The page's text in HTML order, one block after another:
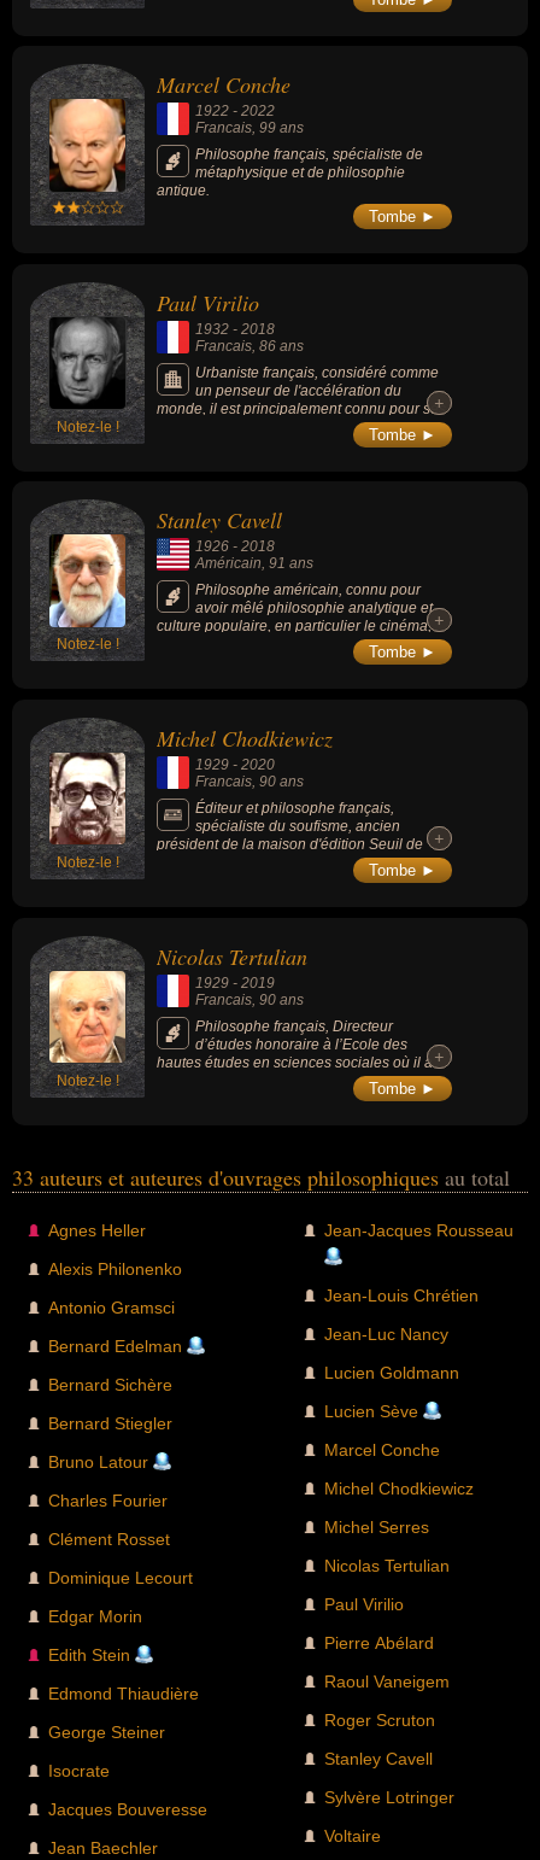
de 30 livres, parmi lesquels « Art and
Marcel Conche
1922 - 2022
Francais, 99 ans
Philosophe français, spécialiste de
métaphysique et de philosophie
antique.
Tombe ►
Notez-le !
Paul Virilio
1932 - 2018
Francais, 86 ans
Urbaniste français, considéré comme
un penseur de l'accélération du
monde, il est principalement connu pour ses
écrits sur la technologie et la vitesse dont
l'alliance constitue à ses yeux une «
tend à les cacher.
+
+
Tombe ►
Notez-le !
Stanley Cavell
1926 - 2018
Américain, 91 ans
Philosophe américain, connu pour
avoir mêlé philosophie analytique et
culture populaire, en particulier le cinéma,
afin de repenser des thèmes classiques
comme le scepticisme, l'esthétique et la vie
?" et "Philosophie des salles obscures".
+
+
Tombe ►
Notez-le !
Michel Chodkiewicz
1929 - 2020
Francais, 90 ans
Éditeur et philosophe français,
spécialiste du soufisme, ancien
président de la maison d'édition Seuil de
1977 à 1989, il a créé en 1978 la revue «
+
+
Tombe ►
Notez-le !
Nicolas Tertulian
1929 - 2019
Francais , 90 ans
Philosophe français, Directeur
d’études honoraire à l’Ecole des
hautes études en sciences sociales où il a
dirigé pendant presque 3 décennies (1982-
2010) le séminaire sur « L’Histoire de la
+
+
Tombe ►
33 auteurs et auteures d'ouvrages philosophiques au total
Agnes Heller
Alexis Philonenko
Antonio Gramsci
Bernard Edelman
Bernard Sichère
Bernard Stiegler
Bruno Latour
Charles Fourier
Clément Rosset
Dominique Lecourt
Edgar Morin
Edith Stein
Edmond Thiaudière
George Steiner
Isocrate
Jacques Bouveresse
Jean Baechler
Jean-Jacques Rousseau
Jean-Louis Chrétien
Jean-Luc Nancy
Lucien Goldmann
Lucien Sève
Marcel Conche
Michel Chodkiewicz
Michel Serres
Nicolas Tertulian
Paul Virilio
Pierre Abélard
Raoul Vaneigem
Roger Scruton
Stanley Cavell
Sylvère Lotringer
Voltaire